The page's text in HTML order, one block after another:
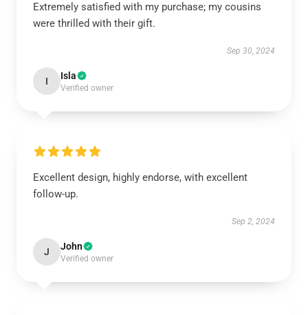
Extremely satisfied with my purchase; my cousins
were thrilled with their gift.
Sep 30, 2024
I Isla
Verified owner
Excellent design, highly endorse, with excellent
follow-up.
Sep 2, 2024
J John
Verified owner